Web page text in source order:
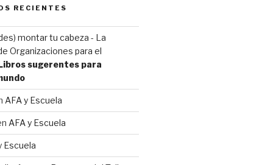
RECIENTES
montar tu cabeza - La
Organizaciones para el
sugerentes para
AFA y Escuela
AFA y Escuela
Escuela